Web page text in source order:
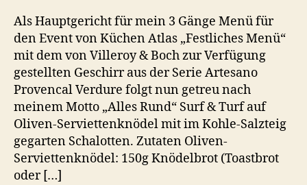
Als Hauptgericht für mein 3 Gänge Menü für
den Event von Küchen Atlas „Festliches Menü“
mit dem von Villeroy & Boch zur Verfügung
gestellten Geschirr aus der Serie Artesano
Provencal Verdure folgt nun getreu nach
meinem Motto „Alles Rund“ Surf & Turf auf
Oliven-Serviettenknödel mit im Kohle-Salzteig
gegarten Schalotten. Zutaten Oliven-
Serviettenknödel: 150g Knödelbrot (Toastbrot
oder […]